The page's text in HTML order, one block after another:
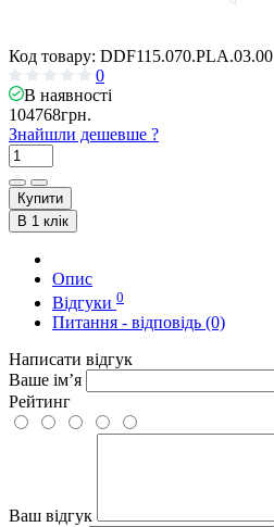
Код товару: DDF115.070.PLA.03.00
0
В наявності
104768грн.
Знайшли дешевше ?
Купити
В 1 клік
Опис
Відгуки 0
Питання - відповідь (0)
Написати відгук
Ваше ім’я
Рейтинг
Ваш відгук